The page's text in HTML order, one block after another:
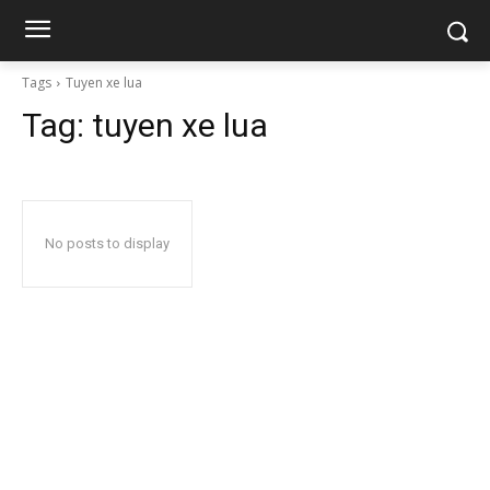
Tags Tuyen xe lua
Tag: tuyen xe lua
No posts to display